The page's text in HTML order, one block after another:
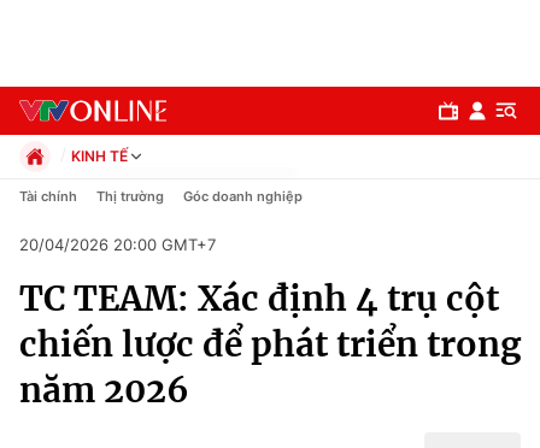
Chuyên mục
Chính trị
Xã hội
KINH TẾ
Chính trị
Pháp luật
Kinh tế
Thể thao
Truyền hình
Văn hóa - Giải trí
Tài chính Thị trường Góc doanh nghiệp
20/04/2026 20:00 GMT+7
TC TEAM: Xác định 4 trụ cột
chiến lược để phát triển trong
năm 2026